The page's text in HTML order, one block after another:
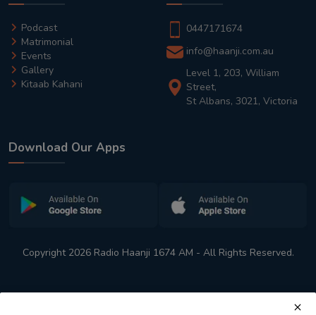
Podcast
Matrimonial
Events
Gallery
Kitaab Kahani
0447171674
info@haanji.com.au
Level 1, 203, William
Street,
St Albans, 3021, Victoria
Download Our Apps
Copyright 2026 Radio Haanji 1674 AM - All Rights Reserved.